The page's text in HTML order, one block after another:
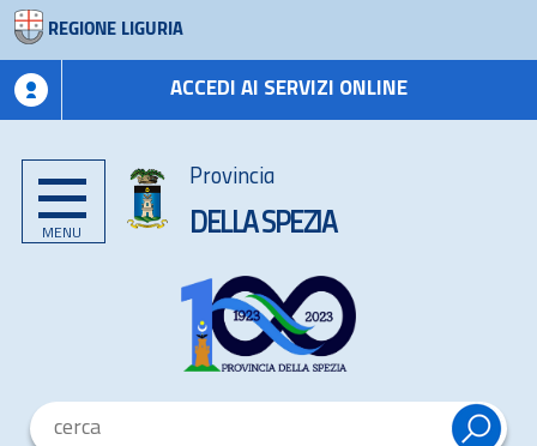
REGIONE LIGURIA
ACCEDI AI SERVIZI ONLINE
MENU
Provincia
DELLA SPEZIA